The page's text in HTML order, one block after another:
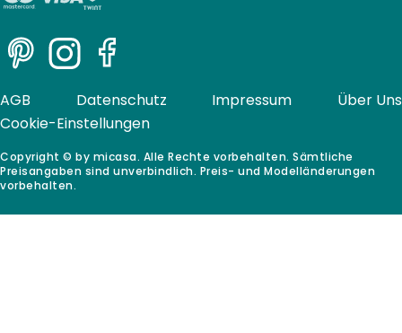
PinterestInstagramFacebook
Copyright © by micasa. Alle Rechte vorbehalten. Sämtliche
Preisangaben sind unverbindlich. Preis- und Modelländerungen
vorbehalten.
AGB Datenschutz Impressum
Über Uns
Cookie-Einstellungen